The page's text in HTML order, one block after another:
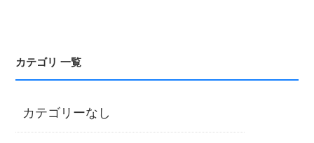
カテゴリ 一覧
カテゴリーなし